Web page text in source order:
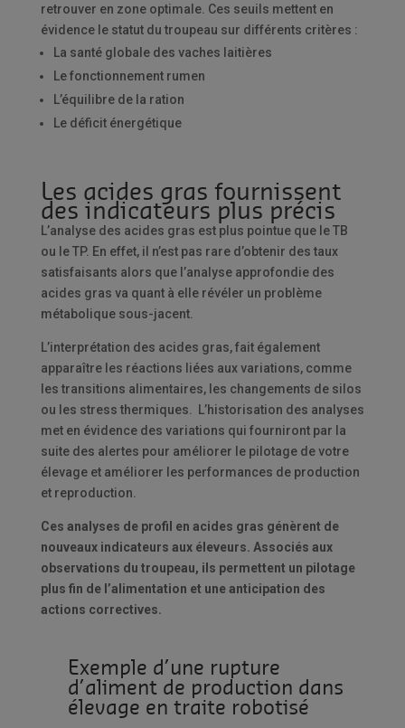
retrouver en zone optimale. Ces seuils mettent en
évidence le statut du troupeau sur différents critères :
La santé globale des vaches laitières
Le fonctionnement rumen
L’équilibre de la ration
Le déficit énergétique
Les acides gras fournissent
des indicateurs plus précis
L’analyse des acides gras est plus pointue que le TB
ou le TP. En effet, il n’est pas rare d’obtenir des taux
satisfaisants alors que l’analyse approfondie des
acides gras va quant à elle révéler un problème
métabolique sous-jacent.
L’interprétation des acides gras, fait également
apparaître les réactions liées aux variations, comme
les transitions alimentaires, les changements de silos
ou les stress thermiques. L’historisation des analyses
met en évidence des variations qui fourniront par la
suite des alertes pour améliorer le pilotage de votre
élevage et améliorer les performances de production
et reproduction.
Ces analyses de profil en acides gras génèrent de
nouveaux indicateurs aux éleveurs. Associés aux
observations du troupeau, ils permettent un pilotage
plus fin de l’alimentation et une anticipation des
actions correctives.
Exemple d’une rupture
d’aliment de production dans
élevage en traite robotisé